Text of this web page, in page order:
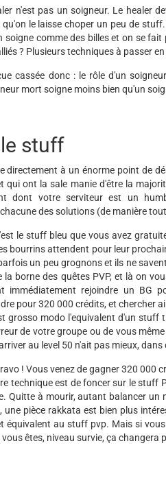
n'est pas un soigneur. Le healer
le laisse choper un peu de
soigne comme des billes et on se
? Plusieurs techniques à passer
cassée donc : le rôle d'un
mort soigne moins bien qu'un
stuff
directement à un énorme point de
qui ont la sale manie d'être la
dont votre serviteur est un
des solutions (de manière
le stuff bleu que vous avez
bourrins attendent pour leur
un peu grognons et ils ne
la borne des quêtes PVP, et là on
immédiatement rejoindre un BG
pour 320 000 crédits, et chercher
grosso modo l'equivalent d'un stuff
de votre groupe ou de vous
au level 50 n'ait pas mieux,
! Vous venez de gagner 320 000
technique est de foncer sur le
Quitte à mourir, autant balancer
une pièce rakkata est bien plus
équivalent au stuff pvp. Mais si
êtes, niveau survie, ça changera